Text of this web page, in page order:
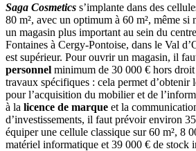
Saga Cosmetics s’implante dans des
80 m², avec un optimum à 60 m², même si
un magasin plus important au sein du
Fontaines à Cergy-Pontoise, dans le Val
est supérieur. Pour ouvrir un magasin, il
personnel minimum de 30 000 € hors
travaux spécifiques : cela permet d’obtenir
pour l’acquisition du mobilier et de
à la licence de marque et la
d’investissements, il faut prévoir environ
équiper une cellule classique sur 60 m², 8
matériel informatique et 39 000 € de stock